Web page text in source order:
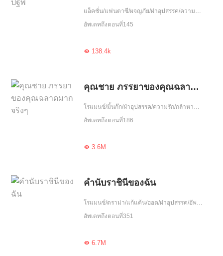
แอ็คชั่น/แฟนตาซี/ผจญภัย/ฝ่าอุปสรรค/ความรัก/ลูกผู้ชาย/ซื่อสัตย์/กล้าหาญ
อัพเดทถึงตอนที่145
138.4k
คุณชาย ภรรยาของคุณฉลาดมากจริงๆ
โรแมนซ์/มิ้นก๊ก/ฝ่าอุปสรรค/ความรัก/กล้าหาญ/จบ
อัพเดทถึงตอนที่186
3.6M
คำนับราชินีของฉัน
โรแมนซ์/ดราม่า/แก้แค้น/ฮอต/ฝ่าอุปสรรค/อัพเกรด/วงการบันเทิง
อัพเดทถึงตอนที่351
6.7M